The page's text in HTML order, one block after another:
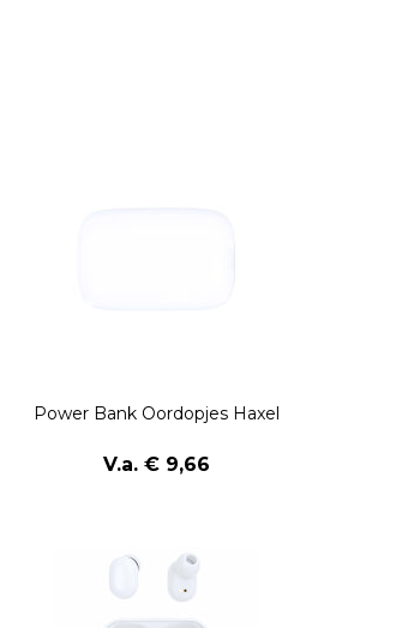
Power Bank Oordopjes Haxel
V.a. € 9,66